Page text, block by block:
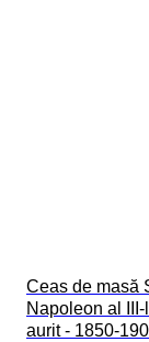
Ceas de masă
Napoleon al
aurit - 1850-